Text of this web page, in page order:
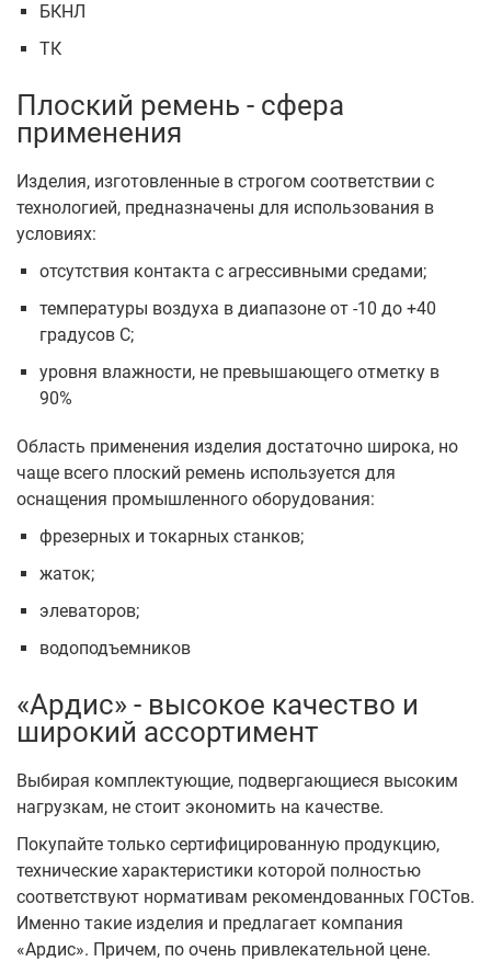
БКНЛ
ТК
Плоский ремень - сфера
применения
Изделия, изготовленные в строгом соответствии с
технологией, предназначены для использования в
условиях:
отсутствия контакта с агрессивными средами;
температуры воздуха в диапазоне от -10 до +40
градусов С;
уровня влажности, не превышающего отметку в
90%
Область применения изделия достаточно широка, но
чаще всего плоский ремень используется для
оснащения промышленного оборудования:
фрезерных и токарных станков;
жаток;
элеваторов;
водоподъемников
«Ардис» - высокое качество и
широкий ассортимент
Выбирая комплектующие, подвергающиеся высоким
нагрузкам, не стоит экономить на качестве.
Покупайте только сертифицированную продукцию,
технические характеристики которой полностью
соответствуют нормативам рекомендованных ГОСТов.
Именно такие изделия и предлагает компания
«Ардис». Причем, по очень привлекательной цене.